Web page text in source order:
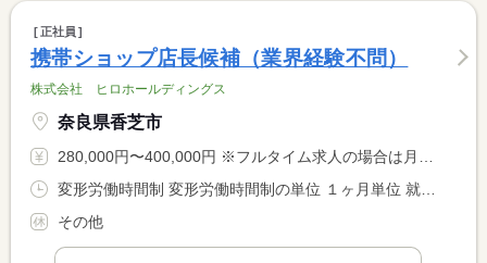
正社員
携帯ショップ店長候補（業界経験不問）
株式会社 ヒロホールディングス
奈良県香芝市
280,000円〜400,000円 ※フルタイム求人の場合は月額（換算額）、パート求人の場合は時間額を表示しています。
その他